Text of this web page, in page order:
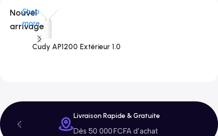
Nouvel
arrivage
Shop
more
Cudy AP1200 Extérieur 1.0
Livraison Rapide & Gratuite
Dès 50 000 FCFA d’achat